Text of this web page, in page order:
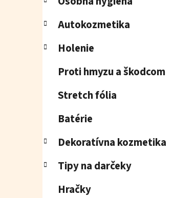
Autokozmetika
Holenie
Proti hmyzu a škodcom
Stretch fólia
Batérie
Dekoratívna kozmetika
Tipy na darčeky
Hračky